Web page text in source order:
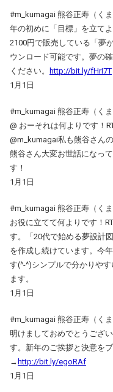
#m_kumagai 熊谷正寿（くま
年の初めに「目標」を立て
2100円で販売している「夢
ウンロード可能です。夢の
ください。
http://bit.ly/fHrI7T
1月1日
#m_kumagai 熊谷正寿（くま
@ おーそれは何よりです！
@m_kumagai私も熊谷さん
熊谷さん大変お世話になっ
す！
1月1日
#m_kumagai 熊谷正寿（くま
お役に立てて何よりです！
す。「20代で始める夢設計
を作成し続けています。今
す(^-^)シンプルで分かりや
ます。
1月1日
#m_kumagai 熊谷正寿（くま
明けましておめでとうござ
す。新年のご挨拶と決意を
→ http://bit.ly/egoRAf
1月1日